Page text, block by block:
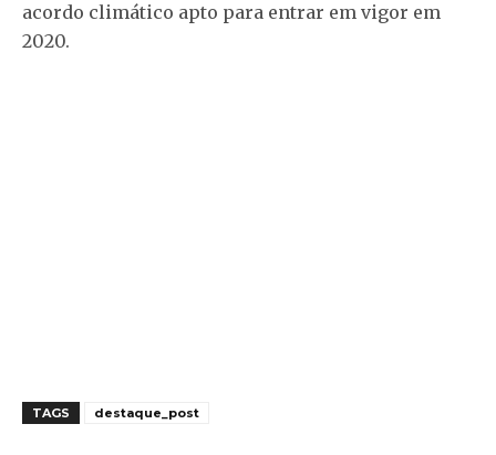
acordo climático apto para entrar em vigor em
2020.
TAGS destaque_post